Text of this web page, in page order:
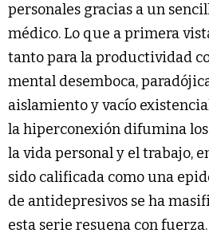
personales gracias a un
médico. Lo que a primera
tanto para la productividad
mental desemboca,
aislamiento y vacío
la hiperconexión difumina
la vida personal y el trabajo,
sido calificada como una
de antidepresivos se ha
esta serie resuena con fuerza.